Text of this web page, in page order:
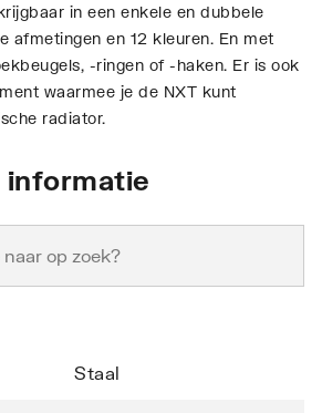
in een enkele en dubbele
afmetingen en 12 kleuren. En met
-ringen of -haken. Er is ook
waarmee je de NXT kunt
radiator.
informatie
Staal